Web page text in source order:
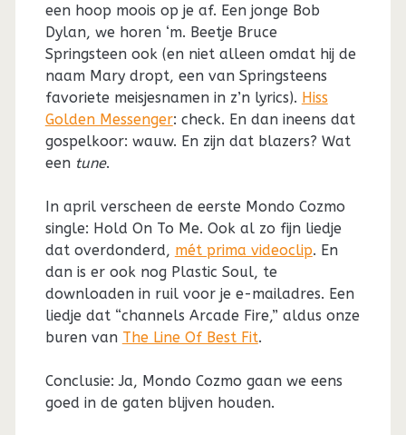
een hoop moois op je af. Een jonge Bob
Dylan, we horen ‘m. Beetje Bruce
Springsteen ook (en niet alleen omdat hij de
naam Mary dropt, een van Springsteens
favoriete meisjesnamen in z’n lyrics). Hiss
Golden Messenger: check. En dan ineens dat
gospelkoor: wauw. En zijn dat blazers? Wat
een tune.
In april verscheen de eerste Mondo Cozmo
single: Hold On To Me. Ook al zo fijn liedje
dat overdonderd, mét prima videoclip. En
dan is er ook nog Plastic Soul, te
downloaden in ruil voor je e-mailadres. Een
liedje dat “channels Arcade Fire,” aldus onze
buren van The Line Of Best Fit.
Conclusie: Ja, Mondo Cozmo gaan we eens
goed in de gaten blijven houden.